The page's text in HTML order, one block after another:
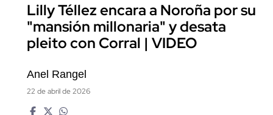
Lilly Téllez encara a Noroña por su
"mansión millonaria" y desata
pleito con Corral | VIDEO
Anel Rangel
22 de abril de 2026